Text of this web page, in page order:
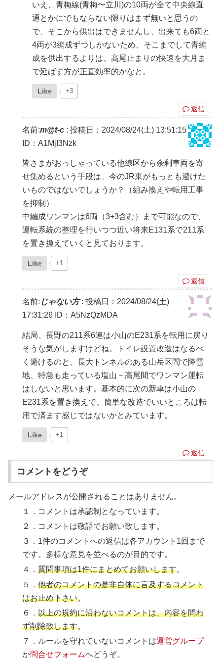
いえ、青梅線(青梅〜立川)の10両が全て中央線直
通とかにでもならない限りはまず無いと思うの
で、そこから供出はできませんし、出来ても6両と
4両が3編成ずつしかないため、そこまでして青編
成を供出するよりは、高尾止まりの快速を大月ま
で延ばす方が正直効率的かなと。
Like +3
返信
名前:m@t-c : 投稿日：2024/08/24(土) 13:51:15
ID：A1MjI3Nzk
皆さまがおっしゃっている他線区から余剰車両を寄
せ集めるという手段は、今のJR東がもっとも避けた
いものではないでしょうか？（組み換えや転用工事
を抑制）
中編成ワンマンは6両（3+3含む）まで可能なので、
運転系統の整理を行いつつ近い将来E131系で211系
を置き換えていくと見ております。
Like +1
返信
名前: じゃない方: 投稿日：2024/08/24(土)
17:31:26 ID：A5NzQzMDA
結局、長野の211系6連は小山のE231系を転用に戻り
そうな気がしますけどね。トイレ設置改造はなるべ
く避けるのと、長大トンネルのある山岳区間で降雪
地、特急も走っている塩山－高尾間でワンマン運転
はしないと思います。基本的に次の新車は小山の
E231系を置き換えで、簡単な改造でいいところは転
用で済ます感じではないかとみています。
Like +1
返信
コメントをどうぞ
メールアドレスが公開されることはありません。
１．コメントは承認制となっています。
２．コメントは敬語でお願い致します。
３．1件のコメントへの返信は各アカウント1回まで
です。多様な意見を並べるのが目的です。
４．質問事項は1件にまとめてお願いします。
５．他者のコメントの是非自体に言及するコメント
はお止め下さい。
６．以上の規約に沿わないコメントは、内容を問わ
ず削除致します。
７．ルールを守れていないコメントは運営グループ
か問合せフォームへどうぞ。